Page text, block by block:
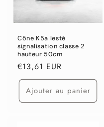
Cône K5a lesté
signalisation classe 2
hauteur 50cm
Prix
habituel
€13,61 EUR
Ajouter au panier